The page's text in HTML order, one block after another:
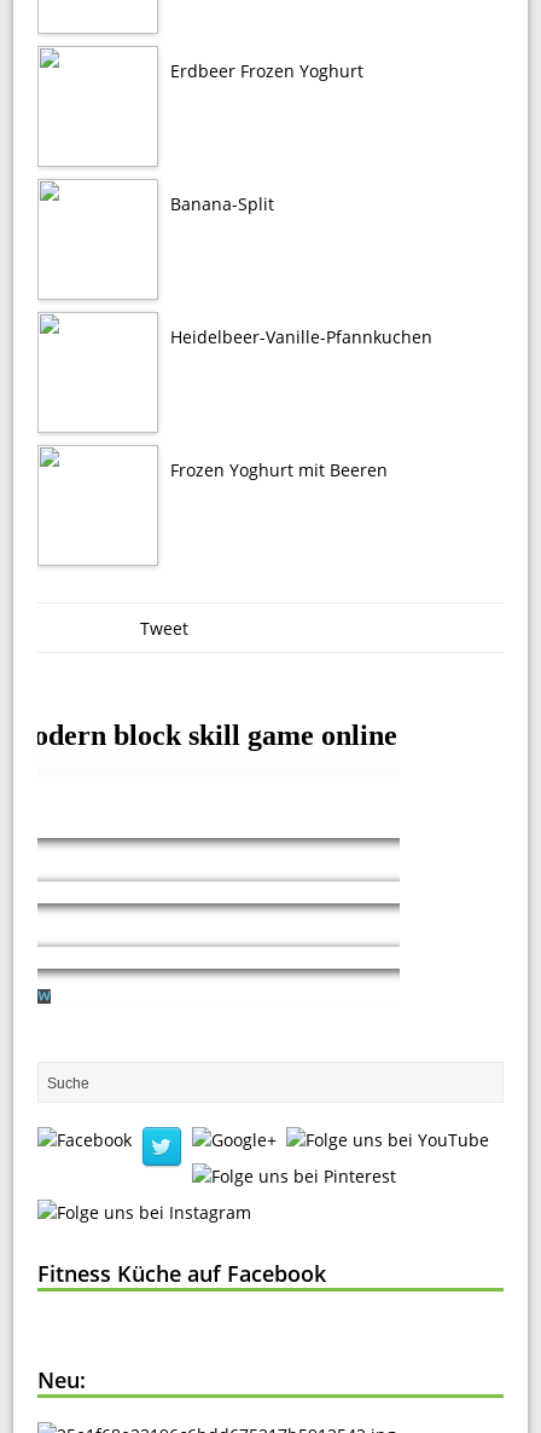
Erdbeer Frozen Yoghurt
Banana-Split
Heidelbeer-Vanille-Pfannkuchen
Frozen Yoghurt mit Beeren
Tweet
Fitness Küche auf Facebook
Neu: